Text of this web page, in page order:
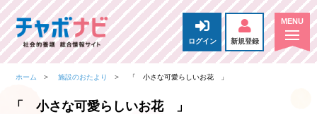
ログイン 新規登録
ホーム 施設のおたより 「 小さな可愛らしいお花 」
「 小さな可愛らしいお花 」